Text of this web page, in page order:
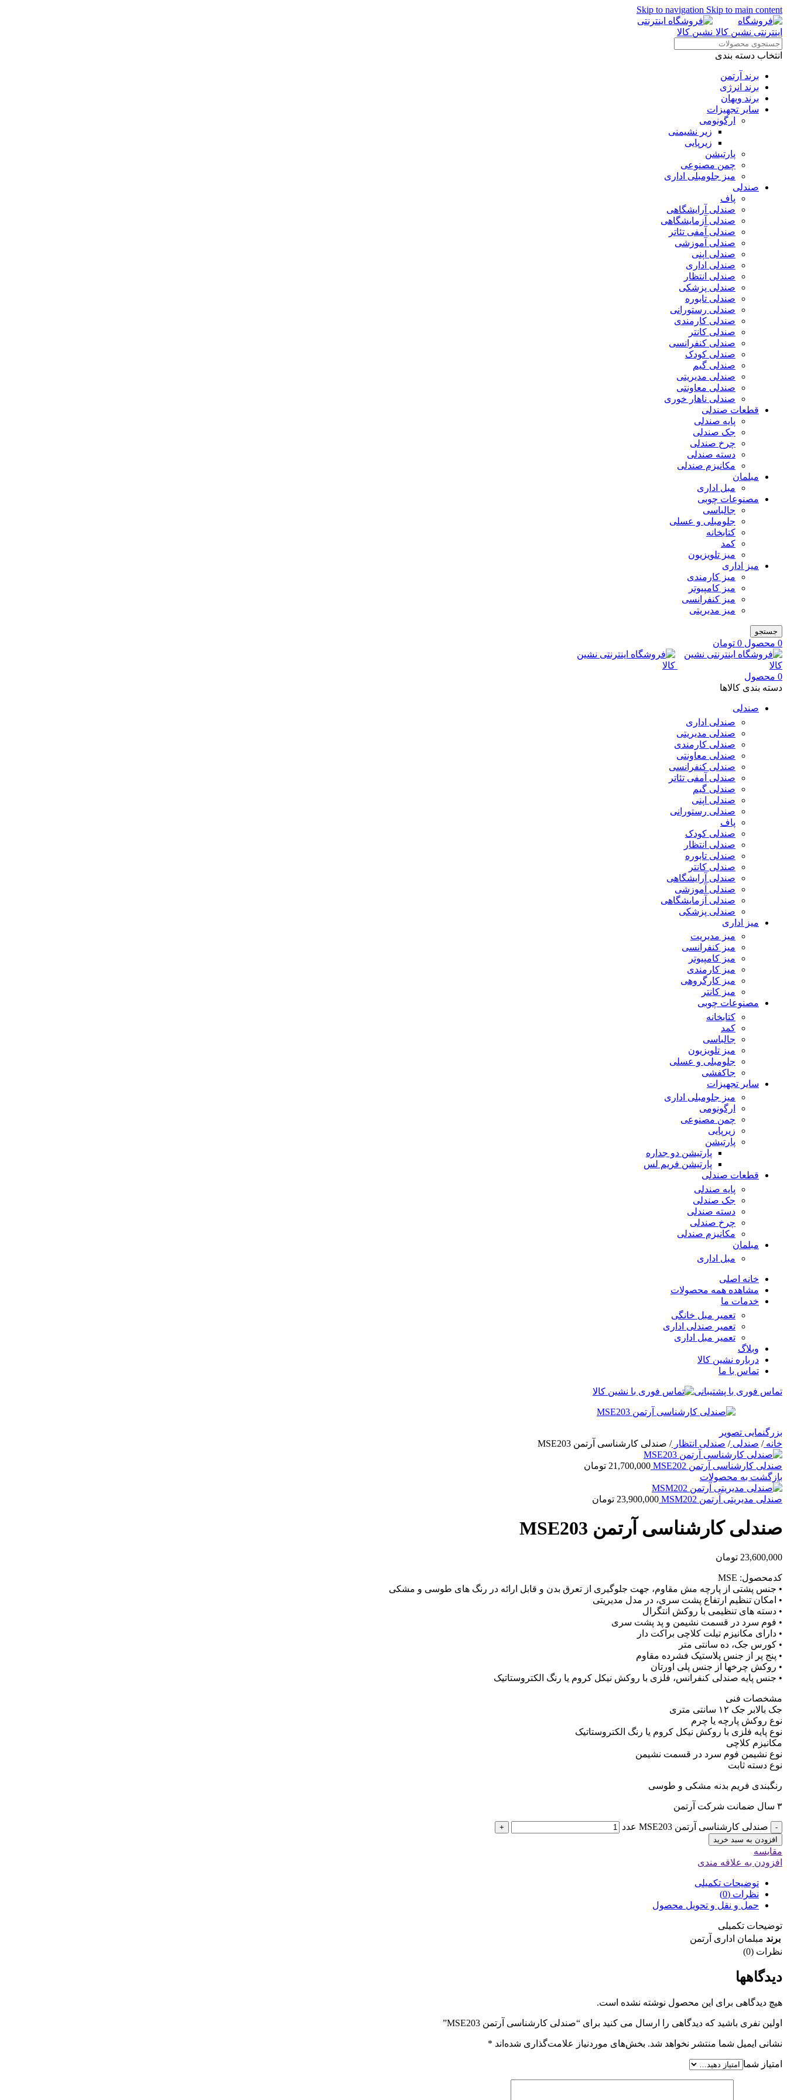
Skip to navigation Skip to main content
انتخاب دسته بندی
برند آرتمن
برند انرژی
برند ویهان
سایر تجهیزات
ارگونومی
زیر نشیمنی
زیرپایی
پارتیشن
چمن مصنوعی
میز جلومبلی اداری
صندلی
پاف
صندلی آرایشگاهی
صندلی آزمایشگاهی
صندلی آمفی تئاتر
صندلی آموزشی
صندلی اپنی
صندلی اداری
صندلی انتظار
صندلی پزشکی
صندلی تابوره
صندلی رستورانی
صندلی کارمندی
صندلی کانتر
صندلی کنفرانسی
صندلی کودک
صندلی گیم
صندلی مدیریتی
صندلی معاونتی
صندلی ناهار خوری
قطعات صندلی
پایه صندلی
جک صندلی
چرخ صندلی
دسته صندلی
مکانیزم صندلی
مبلمان
مبل اداری
مصنوعات چوبی
جالباسی
جلومبلی و عسلی
کتابخانه
کمد
میز تلویزیون
میز اداری
میز کارمندی
میز کامپیوتر
میز کنفرانسی
میز مدیریتی
جستجو
0 محصول 0 تومان
0 محصول
دسته بندی کالاها
صندلی
صندلی اداری
صندلی مدیریتی
صندلی کارمندی
صندلی معاونتی
صندلی کنفرانسی
صندلی آمفی تئاتر
صندلی گیم
صندلی اپنی
صندلی رستورانی
پاف
صندلی کودک
صندلی انتظار
صندلی تابوره
صندلی کانتر
صندلی آرایشگاهی
صندلی آموزشی
صندلی آزمایشگاهی
صندلی پزشکی
میز اداری
میز مدیریت
میز کنفرانسی
میز کامپیوتر
میز کارمندی
میز کارگروهی
میز کانتر
مصنوعات چوبی
کتابخانه
کمد
جالباسی
میز تلویزیون
جلومبلی و عسلی
جاکفشی
سایر تجهیزات
میز جلومبلی اداری
ارگونومی
چمن مصنوعی
زیرپایی
پارتیشن
پارتیشن دو جداره
پارتیشن فریم لس
قطعات صندلی
پایه صندلی
جک صندلی
دسته صندلی
چرخ صندلی
مکانیزم صندلی
مبلمان
مبل اداری
خانه اصلی
مشاهده همه محصولات
خدمات ما
تعمیر مبل خانگی
تعمیر صندلی اداری
تعمیر مبل اداری
وبلاگ
درباره نشین کالا
تماس با ما
تماس فوری با پشتیبانی
بزرگنمایی تصویر
خانه/ صندلی/ صندلی انتظار/ صندلی کارشناسی آرتمن MSE203
صندلی کارشناسی آرتمن MSE202 21,700,000 تومان
بازگشت به محصولات
صندلی مدیریتی آرتمن MSM202 23,900,000 تومان
صندلی کارشناسی آرتمن MSE203
23,600,000 تومان
کدمحصول: MSE
• جنس پشتی از پارچه مش مقاوم، جهت جلوگیری از تعرق بدن و قابل ارائه در رنگ های طوسی و مشکی
• امکان تنظیم ارتفاع پشت سری، در مدل مدیریتی
• دسته های تنظیمی با روکش انتگرال
• فوم سرد در قسمت نشیمن و پد پشت سری
• دارای مکانیزم تیلت کلاچی براکت دار
• کورس جک، ده سانتی متر
• پنج پر از جنس پلاستیک فشرده مقاوم
• روکش چرخها از جنس پلی اورتان
• جنس پایه صندلی کنفرانس، فلزی با روکش نیکل کروم یا رنگ الکتروستاتیک
مشخصات فنی
جک بالابر جک ۱۲ سانتی متری
نوع روکش پارچه یا چرم
نوع پایه فلزی با روکش نیکل کروم یا رنگ الکتروستاتیک
مکانیزم کلاچی
نوع نشیمن فوم سرد در قسمت نشیمن
نوع دسته ثابت
رنگبندی فریم بدنه مشکی و طوسی
۳ سال ضمانت شرکت آرتمن
- صندلی کارشناسی آرتمن MSE203 عدد
+
افزودن به سبد خرید
مقایسه
افزودن به علاقه مندی
توضیحات تکمیلی
نظرات (0)
حمل و نقل و تحویل محصول
توضیحات تکمیلی
برند مبلمان اداری آرتمن
نظرات (0)
دیدگاهها
هیچ دیدگاهی برای این محصول نوشته نشده است.
اولین نفری باشید که دیدگاهی را ارسال می کنید برای “صندلی کارشناسی آرتمن MSE203”
نشانی ایمیل شما منتشر نخواهد شد. بخش‌های موردنیاز علامت‌گذاری شده‌اند *
امتیاز شما